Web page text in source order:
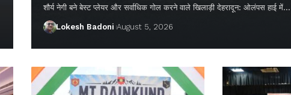
शौर्य नेगी बने बेस्ट प्लेयर और सर्वाधिक गोल करने वाले खिलाड़ी देहरादून: ओलंपस हाई में…
Lokesh Badoni August 5, 2026